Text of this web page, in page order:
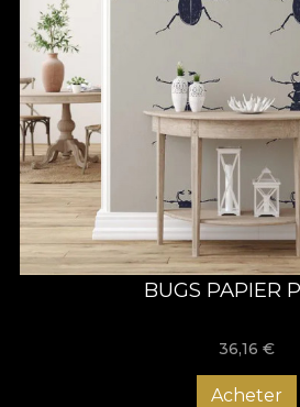
BUGS PAPIER
36,16 €
Acheter